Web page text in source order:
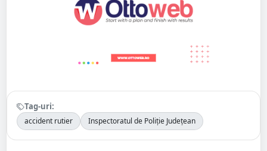
Tag-uri:
accident rutier Inspectoratul de Poliție Județean